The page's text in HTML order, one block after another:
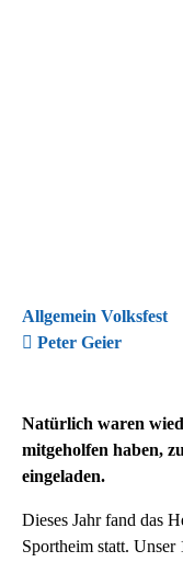
Allgemein Volksfest
Peter Geier
Natürlich waren
mitgeholfen haben,
eingeladen.
Dieses Jahr fand das
Sportheim statt.